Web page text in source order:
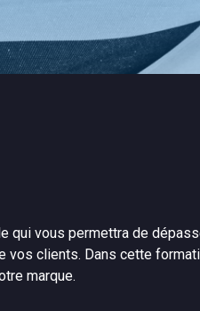
qui vous permettra de
vos clients. Dans cette
marque.